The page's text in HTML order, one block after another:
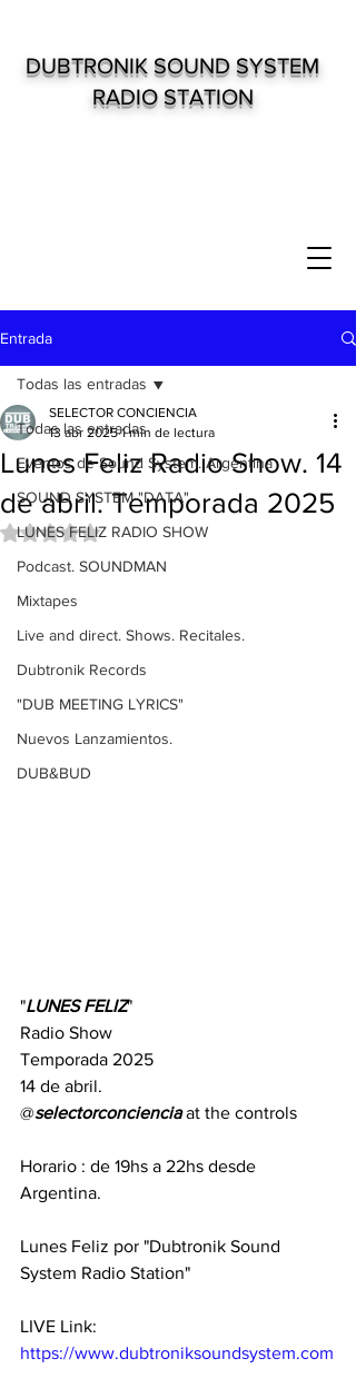
DUBTRONIK SOUND SYSTEM
RADIO STATION
Entrada
Todas las entradas
Eventos de Sound System. Argentina
SOUND SYSTEM "DATA"
LUNES FELIZ RADIO SHOW
Podcast. SOUNDMAN
Mixtapes
Live and direct. Shows. Recitales.
Dubtronik Records
"DUB MEETING LYRICS"
Nuevos Lanzamientos.
DUB&BUD
Todas las entradas
Lunes Feliz Radio Show. 14
de abril. Temporada 2025
SELECTOR CONCIENCIA
13 abr 2025 1 min de lectura
Obtuvo NaN de 5 estrellas.
"LUNES FELIZ"
Radio Show
Temporada 2025
14 de abril.
@selectorconciencia at the controls
Horario : de 19hs a 22hs desde
Argentina.
Lunes Feliz por "Dubtronik Sound
System Radio Station"
LIVE Link:
https://www.dubtroniksoundsystem.com